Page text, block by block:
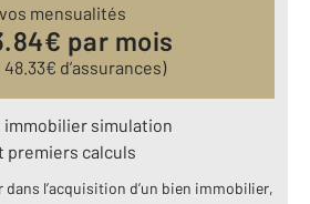
vos mensualités
€ par mois
48.33€ d’assurances)
immobilier simulation
premiers calculs
dans l’acquisition d’un bien immobilier,